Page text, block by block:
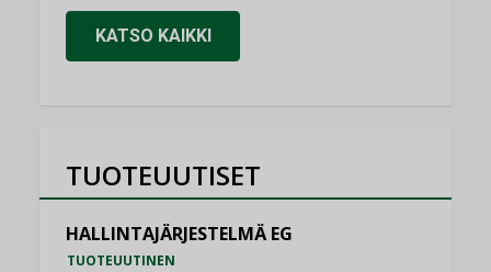
KATSO KAIKKI
TUOTEUUTISET
HALLINTAJÄRJESTELMÄ EG
TUOTEUUTINEN